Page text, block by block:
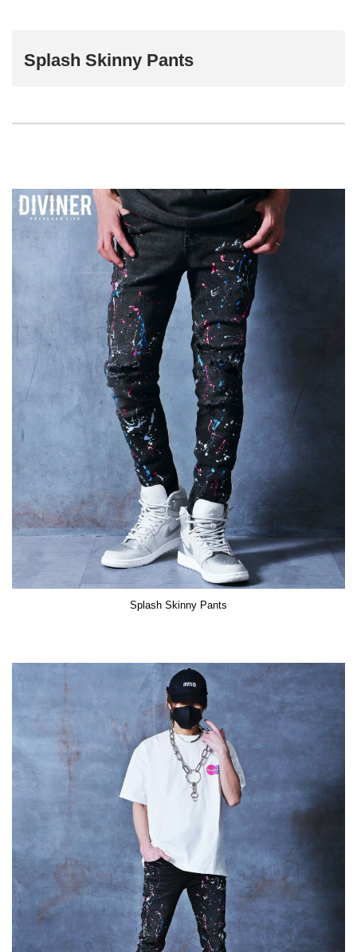
Splash Skinny Pants
Splash Skinny Pants